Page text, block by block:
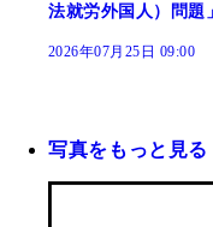
法就労外国人）問題
2026年07月25日 09:00
写真をもっと見る